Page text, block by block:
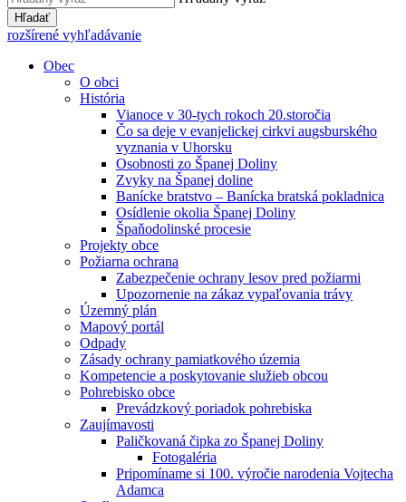
Hľadať
rozšírené vyhľadávanie
Obec
O obci
História
Vianoce v 30-tych rokoch 20.storočia
Čo sa deje v evanjelickej cirkvi augsburského
vyznania v Uhorsku
Osobnosti zo Španej Doliny
Zvyky na Španej doline
Banícke bratstvo – Banícka bratská pokladnica
Osídlenie okolia Španej Doliny
Špaňodolinské procesie
Projekty obce
Požiarna ochrana
Zabezpečenie ochrany lesov pred požiarmi
Upozornenie na zákaz vypaľovania trávy
Územný plán
Mapový portál
Odpady
Zásady ochrany pamiatkového územia
Kompetencie a poskytovanie služieb obcou
Pohrebisko obce
Prevádzkový poriadok pohrebiska
Zaujímavosti
Paličkovaná čipka zo Španej Doliny
Fotogaléria
Pripomíname si 100. výročie narodenia Vojtecha
Adamca